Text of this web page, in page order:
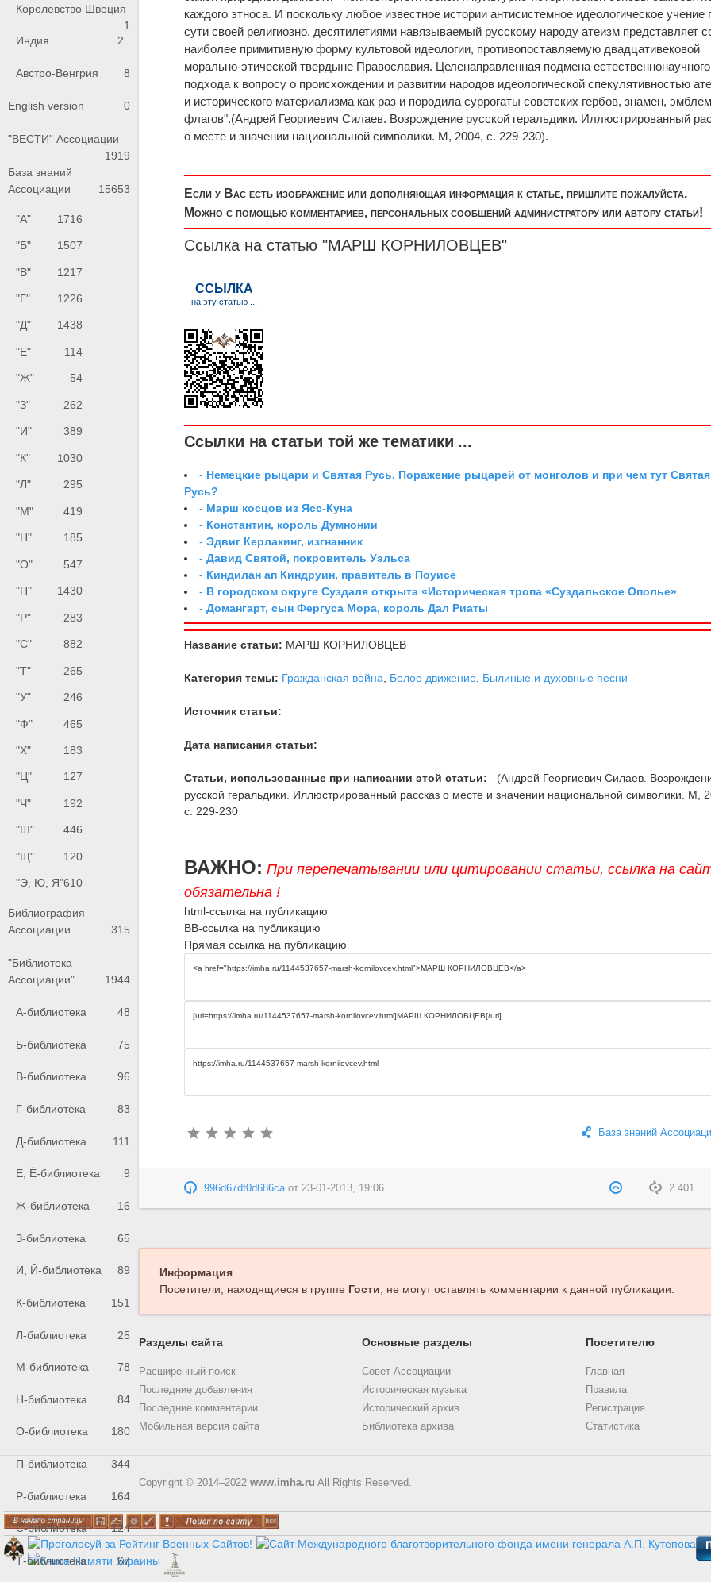
Королевство Швеция
1
Индия
2
Австро-Венгрия 8
English version 0
"ВЕСТИ" Ассоциации
1919
База знаний
Ассоциации
15653
"А" 1716
"Б" 1507
"В" 1217
"Г" 1226
"Д" 1438
"Е" 114
"Ж" 54
"З" 262
"И" 389
"К" 1030
"Л" 295
"М" 419
"Н" 185
"О" 547
"П" 1430
"Р" 283
"С" 882
"Т" 265
"У" 246
"Ф" 465
"Х" 183
"Ц" 127
"Ч" 192
"Ш" 446
"Щ" 120
"Э, Ю, Я"610
Библиография
Ассоциации
315
"Библиотека
Ассоциации"
1944
А-библиотека 48
Б-библиотека 75
В-библиотека 96
Г-библиотека 83
Д-библиотека 111
Е, Ё-библиотека 9
Ж-библиотека 16
З-библиотека 65
И, Й-библиотека 89
К-библиотека 151
Л-библиотека 25
М-библиотека 78
Н-библиотека 84
О-библиотека 180
П-библиотека 344
Р-библиотека 164
С-библиотека 124
Т-библиотека 67
каждого этноса. И поскольку любое известное истории антисистемное идеологическое учение
сути своей религиозно, десятилетиями навязываемый русскому народу атеизм представляет
наиболее примитивную форму культовой идеологии, противопоставляемую двадцативековой
морально-этической твердыне Православия. Целенаправленная подмена естественнонаучного
подхода к вопросу о происхождении и развитии народов идеологической спекулятивностью
и исторического материализма как раз и породила суррогаты советских гербов, знамен,
флагов".(Андрей Георгиевич Силаев. Возрождение русской геральдики. Иллюстрированный
о месте и значении национальной символики. М, 2004, с. 229-230).
Если у Вас есть изображение или дополняющая информация к статье, пришлите пожалуйста.
Можно с помощью комментариев, персональных сообщений администратору или автору статьи!
Ссылка на статью "МАРШ КОРНИЛОВЦЕВ"
Ссылки на статьи той же тематики ...
- Немецкие рыцари и Святая Русь. Поражение рыцарей от монголов и при чем тут Святая
Русь?
- Марш косцов из Ясс-Куна
- Константин, король Думнонии
-Эдвиг Керлакинг, изгнанник
-Давид Святой, покровитель Уэльса
- Киндилан ап Киндруин, правитель в Поуисе
- В городском округе Суздаля открыта «Историческая тропа «Суздальское Ополье»
-Домангарт, сын Фергуса Мора, король Дал Риаты
Название статьи: МАРШ КОРНИЛОВЦЕВ
Категория темы: Гражданская война, Белое движение, Былиные и духовные песни
Источник статьи:
Дата написания статьи:
Статьи, использованные при написании этой статьи:
(Андрей Георгиевич Силаев.
русской геральдики. Иллюстрированный рассказ о месте и значении национальной символики. М,
с. 229-230
ВАЖНО: При перепечатывании или цитировании статьи, ссылка на
обязательна !
html-ссылка на публикацию
BB-ссылка на публикацию
Прямая ссылка на публикацию
База знаний
2 401
996d67df0d686ca от 23-01-2013, 19:06
Информация
Посетители, находящиеся в группе Гости , не могут оставлять комментарии к данной публикации.
Разделы сайта
Расширенный поиск
Последние добавления
Последние комментарии
Мобильная версия сайта
Основные разделы
Совет Ассоциации
Историческая музыка
Исторический архив
Библиотека архива
Посетителю
Главная
Правила
Регистрация
Статистика
Copyright © 2014–2022 www.imha.ru All Rights Reserved.